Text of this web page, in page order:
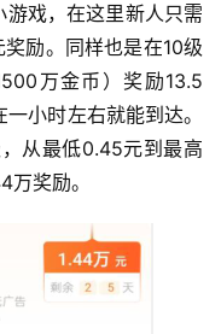
游戏，在这里新人只需
励。同样也是在10级
万金币）奖励13.5
小时左右就能到达。
从最低0.45元到最高
奖励。